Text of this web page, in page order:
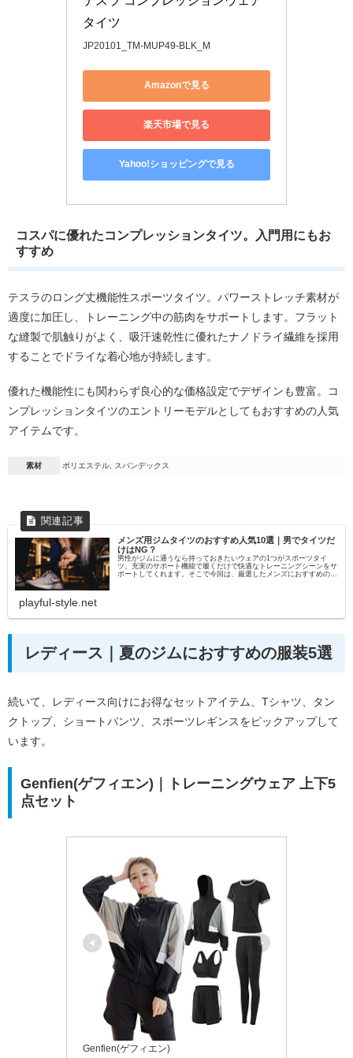
タイツ
JP20101_TM-MUP49-BLK_M
Amazonで見る
楽天市場で見る
Yahoo!ショッピングで見る
コスパに優れたコンプレッションタイツ。入門用にもお
すすめ
テスラのロング丈機能性スポーツタイツ。パワーストレッチ素材が
適度に加圧し、トレーニング中の筋肉をサポートします。フラット
な縫製で肌触りがよく、吸汗速乾性に優れたナノドライ繊維を採用
することでドライな着心地が持続します。
優れた機能性にも関わらず良心的な価格設定でデザインも豊富。コ
ンプレッションタイツのエントリーモデルとしてもおすすめの人気
アイテムです。
素材 ポリエステル, スパンデックス
メンズ用ジムタイツのおすすめ人気10選｜男でタイツだ
けはNG？
男性がジムに通うなら持っておきたいウェアの1つがスポーツタイ
ツ。充実のサポート機能で履くだけで快適なトレーニングシーンをサ
ポートしてくれます。そこで今回は、厳選したメンズにおすすめのジ
playful-style.net
レディース｜夏のジムにおすすめの服装5選
続いて、レディース向けにお得なセットアイテム、Tシャツ、タン
クトップ、ショートパンツ、スポーツレギンスをピックアップして
います。
Genfien(ゲフィエン)｜トレーニングウェア 上下5
点セット
Genfien(ゲフィエン)